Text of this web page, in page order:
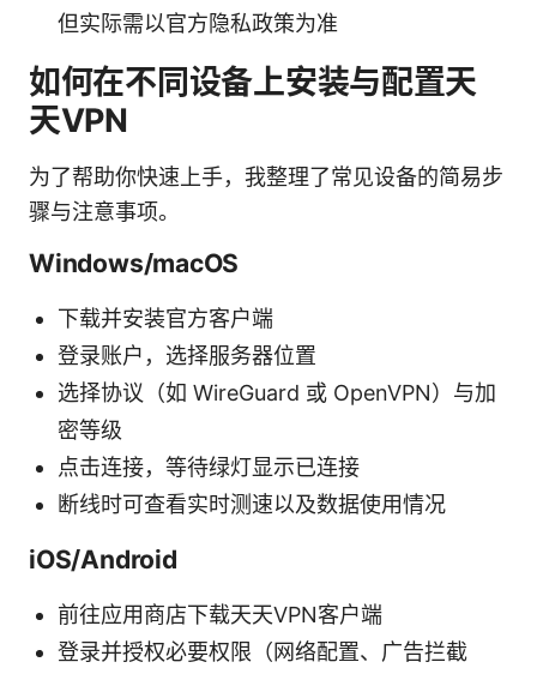
但实际需以官方隐私政策为准
如何在不同设备上安装与配置天
天VPN
为了帮助你快速上手，我整理了常见设备的简易步
骤与注意事项。
Windows/macOS
下载并安装官方客户端
登录账户，选择服务器位置
选择协议（如 WireGuard 或 OpenVPN）与加
密等级
点击连接，等待绿灯显示已连接
断线时可查看实时测速以及数据使用情况
iOS/Android
前往应用商店下载天天VPN客户端
登录并授权必要权限（网络配置、广告拦截